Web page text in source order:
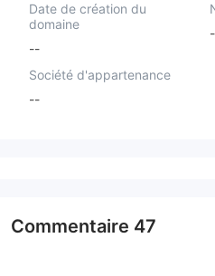
Date de création du
domaine
--
Société d'appartenance
--
Commentaire 47